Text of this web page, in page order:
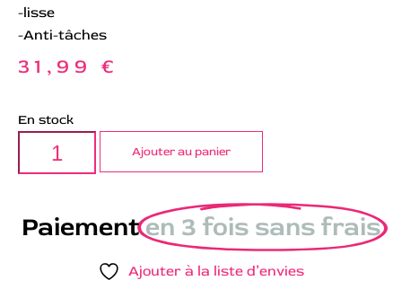
-lisse
-Anti-tâches
31,99 €
En stock
Ajouter au panier
Paiementen 3 fois sans frais
Ajouter à la liste d’envies